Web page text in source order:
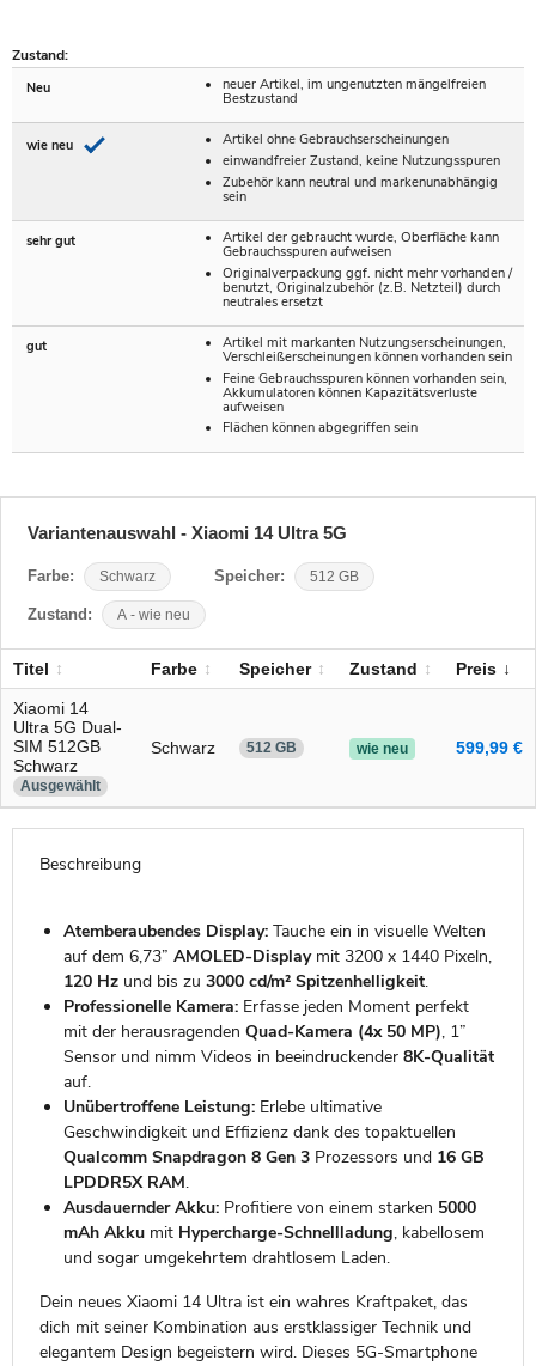
Zustand:
Neu
neuer Artikel, im ungenutzten mängelfreien
Bestzustand
wie neu
Artikel ohne Gebrauchserscheinungen
einwandfreier Zustand, keine Nutzungsspuren
Zubehör kann neutral und markenunabhängig
sein
sehr gut
Artikel der gebraucht wurde, Oberfläche kann
Gebrauchsspuren aufweisen
Originalverpackung ggf. nicht mehr vorhanden /
benutzt, Originalzubehör (z.B. Netzteil) durch
neutrales ersetzt
gut
Artikel mit markanten Nutzungserscheinungen,
Verschleißerscheinungen können vorhanden sein
Feine Gebrauchsspuren können vorhanden sein,
Akkumulatoren können Kapazitätsverluste
aufweisen
Flächen können abgegriffen sein
Variantenauswahl - Xiaomi 14 Ultra 5G
Farbe: Schwarz Speicher: 512 GB
Zustand: A - wie neu
Titel Farbe Speicher Zustand Preis
Xiaomi 14
Ultra 5G Dual-
SIM 512GB
Schwarz
Ausgewählt
Schwarz 512 GB wie neu 599,99 €
Beschreibung
Atemberaubendes Display:Tauche ein in visuelle Welten
auf dem 6,73” AMOLED-Displaymit 3200 x 1440 Pixeln,
120 Hzund bis zu 3000 cd/m² Spitzenhelligkeit.
Professionelle Kamera:Erfasse jeden Moment perfekt
mit der herausragenden Quad-Kamera (4x 50 MP), 1”
Sensor und nimm Videos in beeindruckender 8K-Qualität
auf.
Unübertroffene Leistung:Erlebe ultimative
Geschwindigkeit und Effizienz dank des topaktuellen
Qualcomm Snapdragon 8 Gen 3Prozessors und 16 GB
LPDDR5X RAM.
Ausdauernder Akku:Profitiere von einem starken 5000
mAh Akkumit Hypercharge-Schnellladung, kabellosem
und sogar umgekehrtem drahtlosem Laden.
Dein neues Xiaomi 14 Ultra ist ein wahres Kraftpaket, das
dich mit seiner Kombination aus erstklassiger Technik und
elegantem Design begeistern wird. Dieses 5G-Smartphone